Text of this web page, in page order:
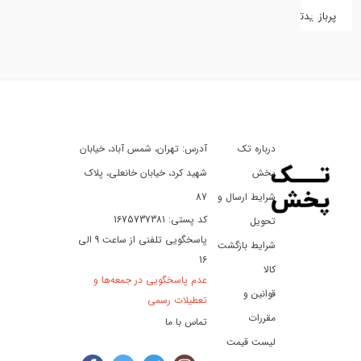
کفش
سفر
تفریح
پربازدیدترین
درباره تک
پخش
شرایط ارسال و
تحویل
شرایط بازگشت
کالا
قوانین و
مقررات
لیست قیمت
آدرس: تهران، شمس آباد، خیابان
شهید کرد، خیابان خانعلی، پلاک
87
کد پستی: 1675737381
پاسخگویی تلفنی از ساعت 9 الی
16
عدم پاسخگویی در جمعه‌ها و
تعطیلات رسمی
تماس با ما